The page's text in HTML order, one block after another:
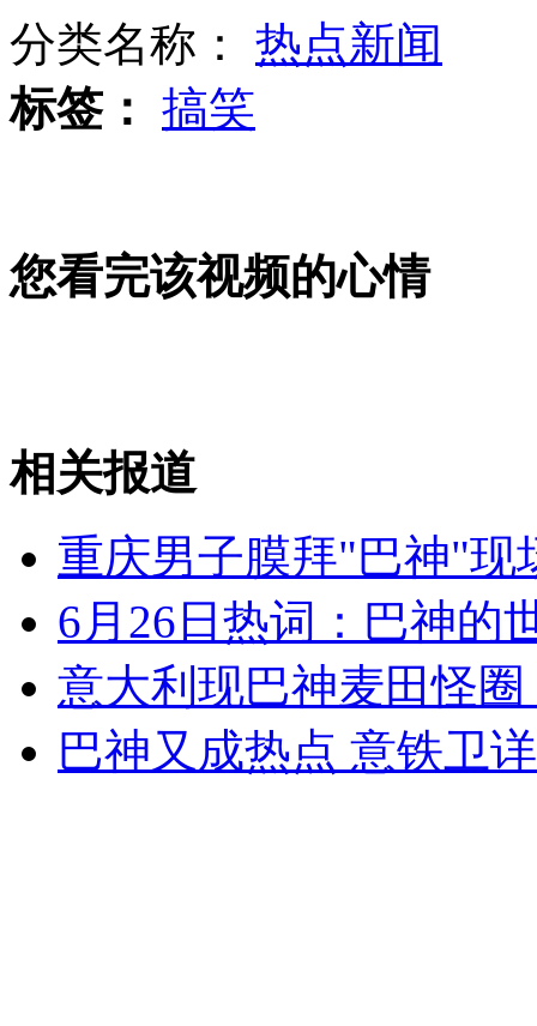
南航外国留学生造出"无人机"送母校
山西运城恶犬咬伤多人 警民合力深夜将其击毙
女孩北京地铁殴打老人 痛下狠手拳打脚踢
无痛分娩是否安全 医生回应
分类名称： 热点新闻
标签： 搞笑
您看完该视频的心情
相关报道
重庆男子膜拜"巴神"现
6月26日热词：巴神的
意大利现巴神麦田怪
巴神又成热点 意铁卫